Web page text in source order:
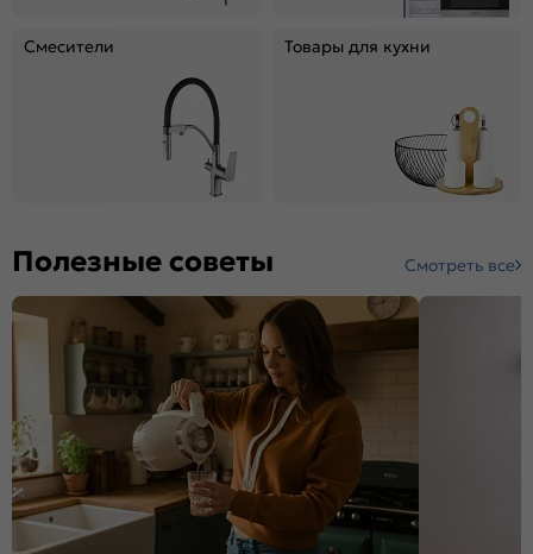
Смесители Товары для кухни
Полезные советы Смотреть все